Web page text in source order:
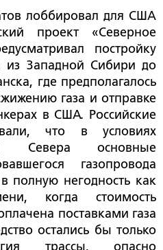
лоббировал для США
проект «Северное
постройку
из Западной Сибири до
где предполагалось
газа и отправке
в США. Российские
что в условиях
Севера основные
газопровода
негодность как
когда стоимость
поставками газа
остались бы только
трассы, опасно